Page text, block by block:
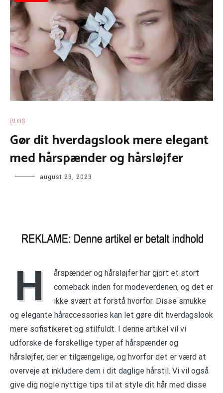
BLOG
Gør dit hverdagslook mere elegant
med hårspænder og hårsløjfer
august 23, 2023
H
årspænder og hårsløjfer har gjort et stort
comeback inden for modeverdenen, og det er
ikke svært at forstå hvorfor. Disse smukke
og elegante håraccessories kan let gøre dit hverdagslook
mere sofistikeret og stilfuldt. I denne artikel vil vi
udforske de forskellige typer af hårspænder og
hårsløjfer, der er tilgængelige, og hvorfor det er værd at
overveje at inkludere dem i dit daglige hårstil. Vi vil også
give dig nogle nyttige tips til at style dit hår med disse